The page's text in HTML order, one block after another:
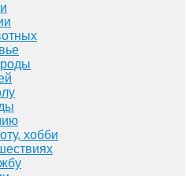
хобби